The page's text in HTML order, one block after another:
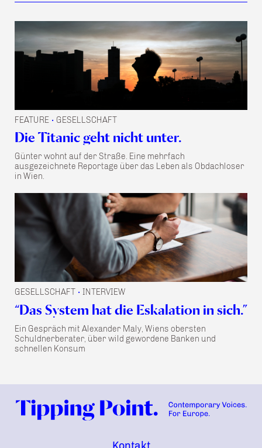
FEATURE • GESELLSCHAFT
Die Titanic geht nicht unter.
Günter wohnt auf der Straße. Eine mehrfach
ausgezeichnete Reportage über das Leben als Obdachloser
in Wien.
GESELLSCHAFT • INTERVIEW
“Das System hat die Eskalation in sich.”
Ein Gespräch mit Alexander Maly, Wiens obersten
Schuldnerberater, über wild gewordene Banken und
schnellen Konsum